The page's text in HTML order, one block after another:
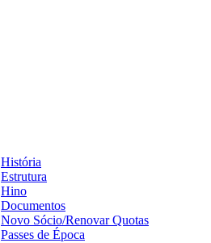
História
Estrutura
Hino
Documentos
Novo Sócio/Renovar Quotas
Passes de Época